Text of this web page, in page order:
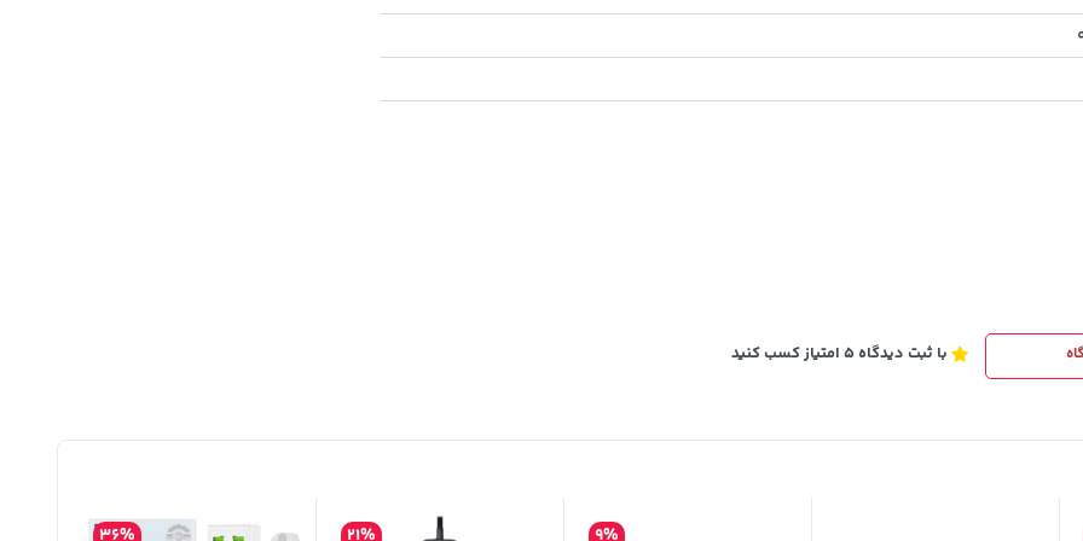
3,820,000
با ثبت دیدگاه 5 امتیاز کسب کنید